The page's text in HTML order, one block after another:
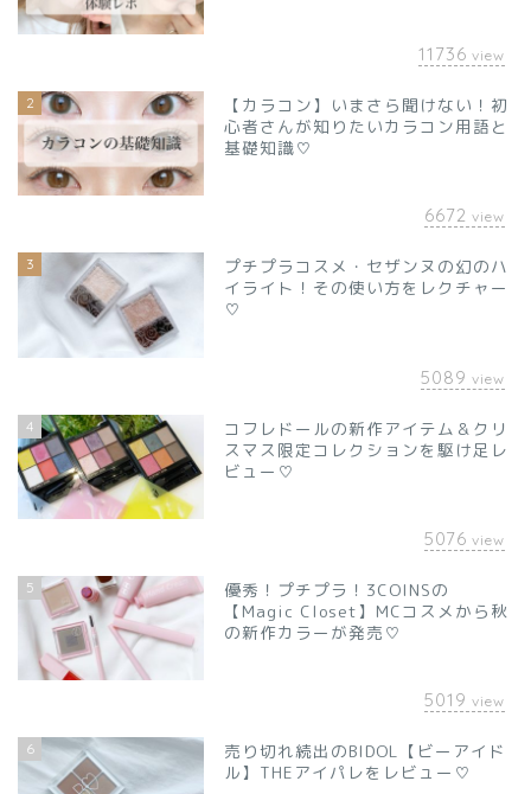
11736 view
2
【カラコン】いまさら聞けない！初
心者さんが知りたいカラコン用語と
基礎知識♡
6672 view
3
プチプラコスメ・セザンヌの幻のハ
イライト！その使い方をレクチャー
♡
5089 view
4
コフレドールの新作アイテム＆クリ
スマス限定コレクションを駆け足レ
ビュー♡
5076 view
5
優秀！プチプラ！3COINSの
【Magic Closet】MCコスメから秋
の新作カラーが発売♡
5019 view
6
売り切れ続出のBIDOL【ビーアイド
ル】THEアイパレをレビュー♡